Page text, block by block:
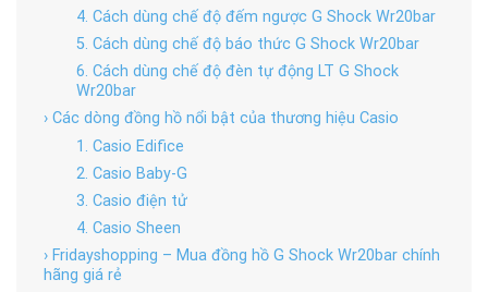
4. Cách dùng chế độ đếm ngược G Shock Wr20bar
5. Cách dùng chế độ báo thức G Shock Wr20bar
6. Cách dùng chế độ đèn tự động LT G Shock
Wr20bar
› Các dòng đồng hồ nổi bật của thương hiệu Casio
1. Casio Edifice
2. Casio Baby-G
3. Casio điện tử
4. Casio Sheen
› Fridayshopping – Mua đồng hồ G Shock Wr20bar chính
hãng giá rẻ